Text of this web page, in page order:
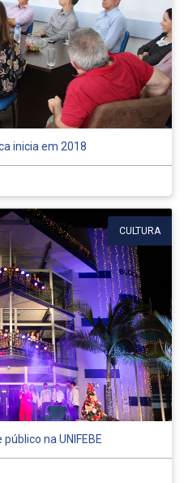
inicia em 2018
CULTURA
na UNIFEBE